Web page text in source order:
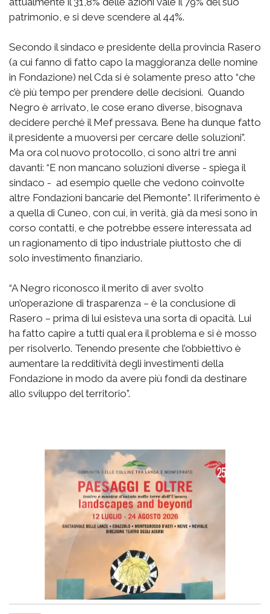
patrimonio, e si deve scendere al 44%.
Secondo il sindaco e presidente della provincia Rasero
(a cui fanno di fatto capo la maggioranza delle nomine
in Fondazione) nel Cda si è solamente preso atto “che
c’è più tempo per prendere delle decisioni. Quando
Negro è arrivato, le cose erano diverse, bisognava
decidere perché il Mef pressava. Bene ha dunque fatto
il presidente a muoversi per cercare delle soluzioni”.
Ma ora col nuovo protocollo, ci sono altri tre anni
davanti: “E non mancano soluzioni diverse - spiega il
sindaco - ad esempio quelle che vedono coinvolte
altre Fondazioni bancarie del Piemonte”. Il riferimento è
a quella di Cuneo, con cui, in verità, già da mesi sono in
corso contatti, e che potrebbe essere interessata ad
un ragionamento di tipo industriale piuttosto che di
solo investimento finanziario.
“A Negro riconosco il merito di aver svolto
un’operazione di trasparenza – è la conclusione di
Rasero – prima di lui esisteva una sorta di opacità. Lui
ha fatto capire a tutti qual era il problema e si è mosso
per risolverlo. Tenendo presente che l’obbiettivo è
aumentare la redditività degli investimenti della
Fondazione in modo da avere più fondi da destinare
allo sviluppo del territorio”.